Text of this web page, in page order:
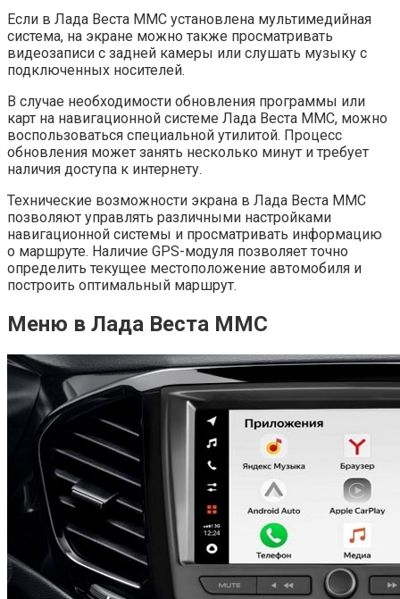
Если в Лада Веста ММС установлена мультимедийная
система, на экране можно также просматривать
видеозаписи с задней камеры или слушать музыку с
подключенных носителей.
В случае необходимости обновления программы или
карт на навигационной системе Лада Веста ММС, можно
воспользоваться специальной утилитой. Процесс
обновления может занять несколько минут и требует
наличия доступа к интернету.
Технические возможности экрана в Лада Веста ММС
позволяют управлять различными настройками
навигационной системы и просматривать информацию
о маршруте. Наличие GPS-модуля позволяет точно
определить текущее местоположение автомобиля и
построить оптимальный маршрут.
Меню в Лада Веста ММС